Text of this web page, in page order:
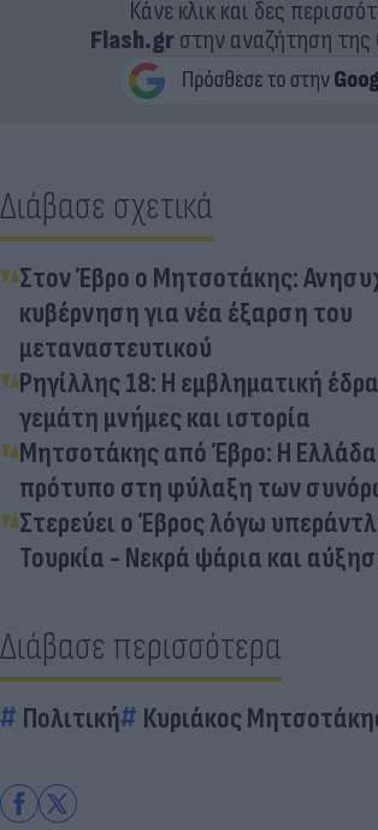
Κάνε κλικ και δες
Flash.grστην αναζήτηση της
Διάβασε σχετικά
Στον Έβρο ο Μητσοτάκης:
κυβέρνηση για νέα έξαρση του
μεταναστευτικού
Ρηγίλλης 18: Η εμβληματική
γεμάτη μνήμες και ιστορία
Μητσοτάκης από Έβρο: Η Ελλάδα
πρότυπο στη φύλαξη των
Στερεύει ο Έβρος λόγω
Τουρκία - Νεκρά ψάρια και
Διάβασε περισσότερα
Πολιτική Κυριάκος